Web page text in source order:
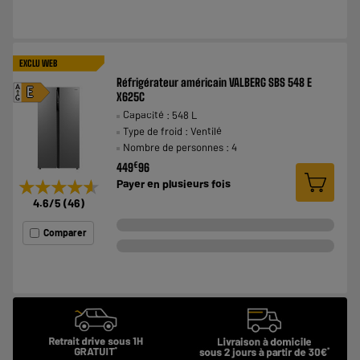
EXCLU WEB
E
A
G
★★★★★
★★★★★
4.6/5 (46)
Comparer
Réfrigérateur américain VALBERG SBS 548 E
X625C
Capacité : 548 L
Type de froid : Ventilé
Nombre de personnes : 4
449€96
Payer en plusieurs fois